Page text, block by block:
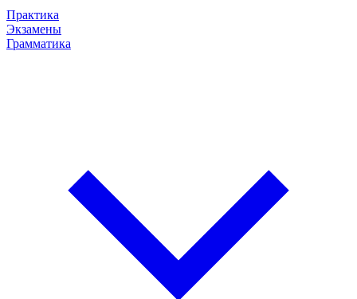
Практика
Экзамены
Грамматика